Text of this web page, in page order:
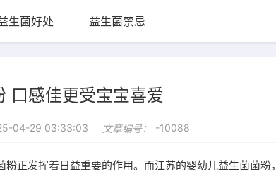
生菌好处 益生菌禁忌
口感佳更受宝宝喜爱
04-29 03:33:03 文章编号： -10088
正发挥着日益重要的作用。而江苏的婴幼儿益生菌菌粉，